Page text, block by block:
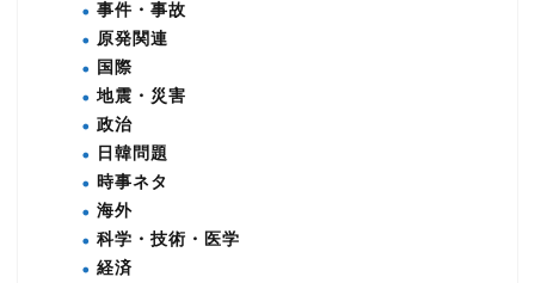
事件・事故
原発関連
国際
地震・災害
政治
日韓問題
時事ネタ
海外
科学・技術・医学
経済